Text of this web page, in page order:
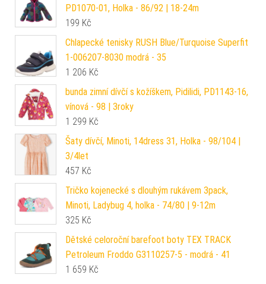
PD1070-01, Holka - 86/92 | 18-24m
199 Kč
Chlapecké tenisky RUSH Blue/Turquoise Superfit
1-006207-8030 modrá - 35
1 206 Kč
bunda zimní dívčí s kožíškem, Pidilidi, PD1143-16,
vínová - 98 | 3roky
1 299 Kč
Šaty dívčí, Minoti, 14dress 31, Holka - 98/104 |
3/4let
457 Kč
Tričko kojenecké s dlouhým rukávem 3pack,
Minoti, Ladybug 4, holka - 74/80 | 9-12m
325 Kč
Dětské celoroční barefoot boty TEX TRACK
Petroleum Froddo G3110257-5 - modrá - 41
1 659 Kč